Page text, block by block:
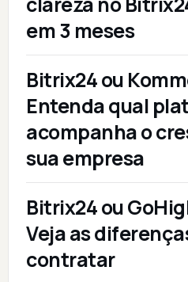
em 3 meses
Bitrix24 ou
Entenda qual
acompanha o
sua empresa
Bitrix24 ou
Veja as
contratar